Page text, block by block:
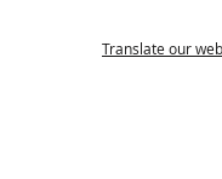
Translate our